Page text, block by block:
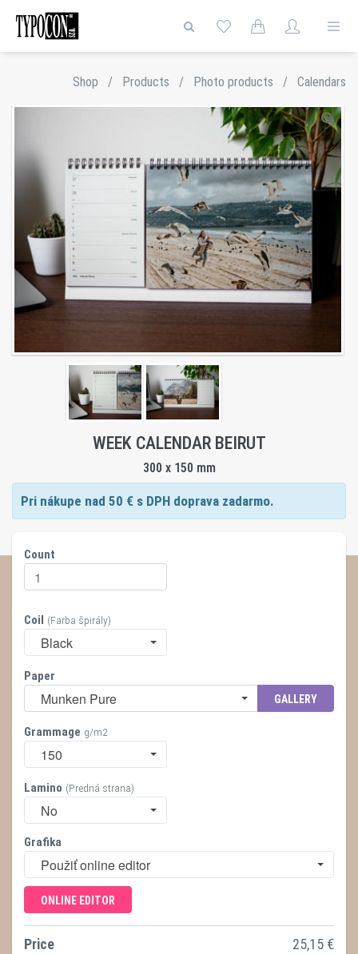
Shop / Products / Photo products / Calendars
WEEK CALENDAR BEIRUT
300 x 150 mm
Pri nákupe nad 50 € s DPH doprava zadarmo.
Count
Coil (Farba špirály)
Black
Paper
Munken Pure GALLERY
Grammage g/m2
150
Lamino (Predná strana)
No
Grafika
Použiť online editor
ONLINE EDITOR
Price 25,15 €